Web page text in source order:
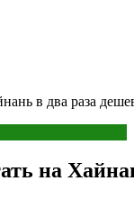
в два раза
на